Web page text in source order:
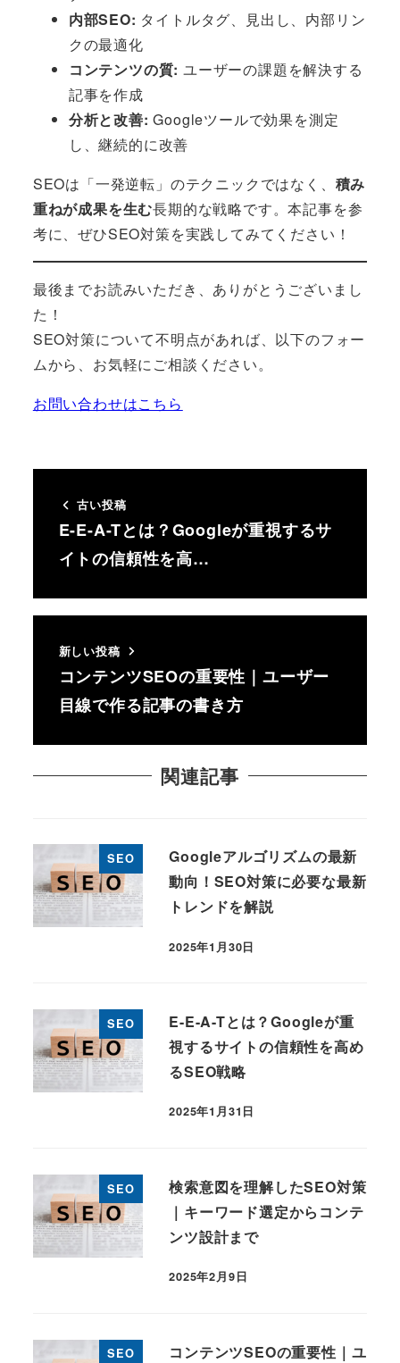
内部SEO: タイトルタグ、見出し、内部リン
クの最適化
コンテンツの質: ユーザーの課題を解決する
記事を作成
分析と改善: Googleツールで効果を測定
し、継続的に改善
SEOは「一発逆転」のテクニックではなく、 積み
重ねが成果を生む長期的な戦略です。本記事を参
考に、ぜひSEO対策を実践してみてください！
最後までお読みいただき、ありがとうございまし
た！
SEO対策について不明点があれば、以下のフォー
ムから、お気軽にご相談ください。
お問い合わせはこちら
古い投稿
E-E-A-Tとは？Googleが重視するサ
イトの信頼性を高…
新しい投稿
コンテンツSEOの重要性｜ユーザー
目線で作る記事の書き方
関連記事
SEO
Googleアルゴリズムの最新
動向！SEO対策に必要な最新
トレンドを解説
投稿日
2025年1月30日
SEO
E-E-A-Tとは？Googleが重
視するサイトの信頼性を高め
るSEO戦略
投稿日
2025年1月31日
SEO
検索意図を理解したSEO対策
｜キーワード選定からコンテ
ンツ設計まで
投稿日
2025年2月9日
SEO
コンテンツSEOの重要性｜ユ